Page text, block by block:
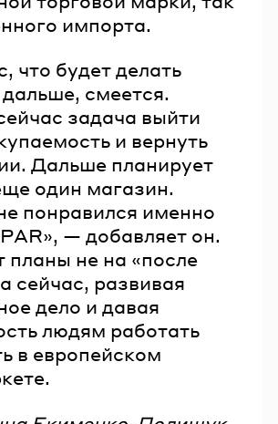
импорта.
что будет делать
смеется.
задача выйти
и вернуть
Дальше планирует
один магазин.
понравился именно
— добавляет он.
планы не на «после
сейчас, развивая
дело и давая
людям работать
в европейском